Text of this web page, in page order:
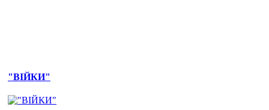
1. Святкові сукні для дівчат
Святкові сукні для дівчаток - сукні для випускних, днів
"ВІЙКИ"